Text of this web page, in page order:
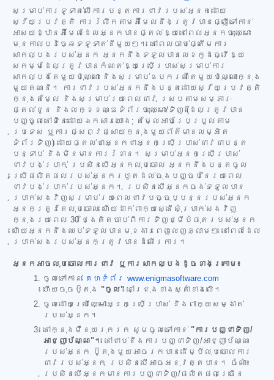
សម្រាប់ការទូទាត់លើការបន្តការជាវរបស់អ្នកដោយ
ស្វ័យប្រវត្តិ ការរំលឹកតាមអ៊ីមែលនឹងត្រូវបានផ្ញើទៅកាន់
អាសយដ្ឋានអ៊ីមែលដែលអ្នកបានផ្តល់ឱ្យនៅពេលអ្នកចុះឈ្មោះ
មុនកាលបរិច្ឆេទទូទាត់នីមួយៗ។ នៅពេលចាប់ផ្តើមការ
សាកល្បងរបស់អ្នក អ្នកនឹងទទួលបានលេខកូដធ្វើឱ្យ
សកម្មដែលត្រូវបានកំណត់ឱ្យប្រើប្រាស់សម្រាប់ការ
សាកល្បងតែមួយប៉ុណ្ណោះ និងសម្រាប់ឧបករណ៍តែមួយប៉ុណ្ណោះក្នុង
មួយគណនី។ ការជាវរបស់អ្នកនឹងបន្តដោយស្វ័យប្រវត្តិ
ក្នុងតម្លៃ និងសម្រាប់រយៈពេលជាវ ស្របតាមសម្ភារៈ
ផ្តល់ជូន និងលក្ខខណ្ឌទំព័រចុះឈ្មោះ/ទិញ (ដែលត្រូវបាន
បញ្ចូលនៅទីនេះដោយឯកសារយោង; តម្លៃអាចប្រែប្រួលតាម
ប្រទេស ឬការផ្សព្វផ្សាយក្នុងមួយព័ត៌មានលម្អិត
ទំព័រទិញ) ដោយផ្តល់ថាអ្នកជាអ្នកប្រើប្រាស់ជាវជាបន្ត
បន្ទាប់ និងមិនមានការរំខាន។ សម្រាប់អ្នកប្រើប្រាស់
ជាវបង់ប្រាក់ ប្រសិនបើអ្នកលុបចោល អ្នកនឹងបន្តចូល
ប្រើផលិតផលរបស់អ្នករហូតដល់ចុងបញ្ចប់នៃរយៈពេល
ជាវបង់ប្រាក់របស់អ្នក។ ប្រសិនបើអ្នកចង់ទទួលបាន
ប្រាក់សងវិញសម្រាប់រយៈពេលជាវបច្ចុប្បន្នរបស់អ្នក
អ្នកត្រូវតែលុបចោល ហើយដាក់ពាក្យស្នើសុំប្រាក់សងវិញ
ក្នុងរយៈពេល 30 ថ្ងៃគិតចាប់ពីការទិញថ្មីបំផុតរបស់អ្នក
ហើយអ្នកនឹងឈប់ទទួលបានមុខងារពេញលេញភ្លាមៗ នៅពេលដែល
ប្រាក់សងរបស់អ្នកត្រូវបានដំណើរការ។
អ្នកអាចលុបចោលការជាវ ឬការសាកល្បងដូចខាងក្រោម៖
ចូលទៅកាន់ គេហទំព័រ www.enigmasoftware.com
ហើយចុចប៊ូតុង "ចូល" នៅជ្រុងខាងស្តាំខាងលើ។
ចូលដោយប្រើឈ្មោះអ្នកប្រើប្រាស់ និងពាក្យសម្ងាត់
របស់អ្នក។
នៅក្នុងម៉ឺនុយរុករក សូមចូលទៅកាន់ "ការបញ្ជាទិញ/
អាជ្ញាប័ណ្ណ"។ នៅជាប់នឹងការបញ្ជាទិញ/អាជ្ញាប័ណ្ណ
របស់អ្នក ប៊ូតុងមួយអាចរកបានដើម្បីលុបចោលការ
ជាវរបស់អ្នក ប្រសិនបើអាចអនុវត្តបាន។ ចំណាំ៖
ប្រសិនបើអ្នកមានការបញ្ជាទិញ/ផលិតផលច្រើន